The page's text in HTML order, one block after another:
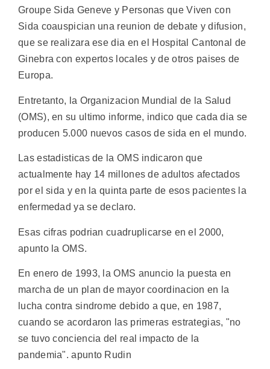
Groupe Sida Geneve y Personas que Viven con
Sida coauspician una reunion de debate y difusion,
que se realizara ese dia en el Hospital Cantonal de
Ginebra con expertos locales y de otros paises de
Europa.
Entretanto, la Organizacion Mundial de la Salud
(OMS), en su ultimo informe, indico que cada dia se
producen 5.000 nuevos casos de sida en el mundo.
Las estadisticas de la OMS indicaron que
actualmente hay 14 millones de adultos afectados
por el sida y en la quinta parte de esos pacientes la
enfermedad ya se declaro.
Esas cifras podrian cuadruplicarse en el 2000,
apunto la OMS.
En enero de 1993, la OMS anuncio la puesta en
marcha de un plan de mayor coordinacion en la
lucha contra sindrome debido a que, en 1987,
cuando se acordaron las primeras estrategias, "no
se tuvo conciencia del real impacto de la
pandemia". apunto Rudin